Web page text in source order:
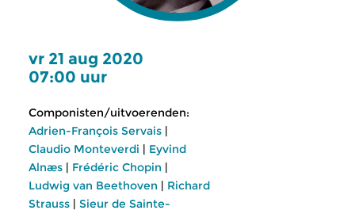
vr 21 aug 2020
07:00 uur
Componisten/uitvoerenden:
Adrien-François Servais |
Claudio Monteverdi | Eyvind
Alnæs | Frédéric Chopin |
Ludwig van Beethoven | Richard
Strauss | Sieur de Sainte-